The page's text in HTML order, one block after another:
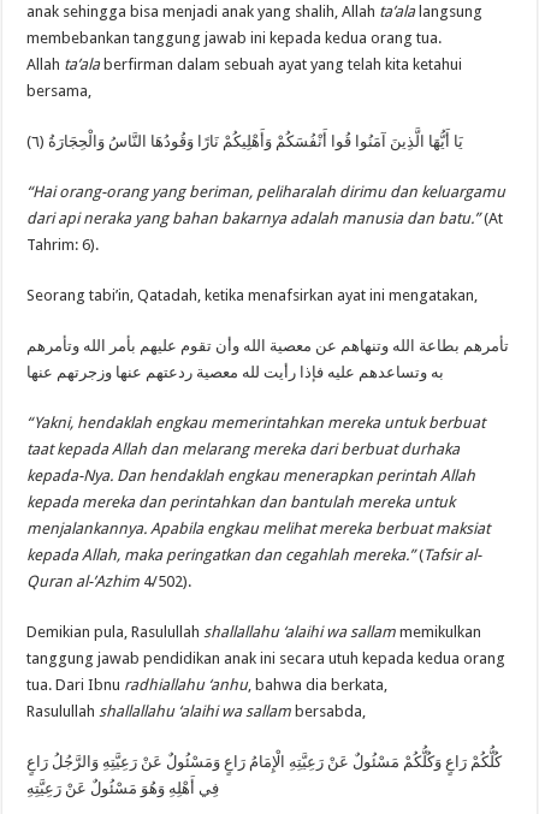
anak sehingga bisa menjadi anak yang shalih, Allah ta’alalangsung
membebankan tanggung jawab ini kepada kedua orang tua.
Allah ta’alaberfirman dalam sebuah ayat yang telah kita ketahui
bersama,
يَا أَيُّهَا الَّذِينَ آمَنُوا قُوا أَنْفُسَكُمْ وَأَهْلِيكُمْ نَارًا وَقُودُهَا النَّاسُ وَالْحِجَارَةُ (٦)
“Hai orang-orang yang beriman, peliharalah dirimu dan keluargamu
dari api neraka yang bahan bakarnya adalah manusia dan batu.”(At
Tahrim: 6).
Seorang tabi’in, Qatadah, ketika menafsirkan ayat ini mengatakan,
تأمرهم بطاعة الله وتنهاهم عن معصية الله وأن تقوم عليهم بأمر الله وتأمرهم
به وتساعدهم عليه فإذا رأيت لله معصية ردعتهم عنها وزجرتهم عنها
“Yakni, hendaklah engkau memerintahkan mereka untuk berbuat
taat kepada Allah dan melarang mereka dari berbuat durhaka
kepada-Nya. Dan hendaklah engkau menerapkan perintah Allah
kepada mereka dan perintahkan dan bantulah mereka untuk
menjalankannya. Apabila engkau melihat mereka berbuat maksiat
kepada Allah, maka peringatkan dan cegahlah mereka.”(Tafsir al-
Quran al-’Azhim 4/502).
Demikian pula, Rasulullah shallallahu ‘alaihi wa sallam memikulkan
tanggung jawab pendidikan anak ini secara utuh kepada kedua orang
tua. Dari Ibnu radhiallahu ‘anhu, bahwa dia berkata,
Rasulullah shallallahu ‘alaihi wa sallam bersabda,
كُلُّكُمْ رَاعٍ وَكُلُّكُمْ مَسْئُولٌ عَنْ رَعِيَّتِهِ الْإِمَامُ رَاعٍ وَمَسْئُولٌ عَنْ رَعِيَّتِهِ وَالرَّجُلُ رَاعٍ
فِي أَهْلِهِ وَهُوَ مَسْئُولٌ عَنْ رَعِيَّتِهِ